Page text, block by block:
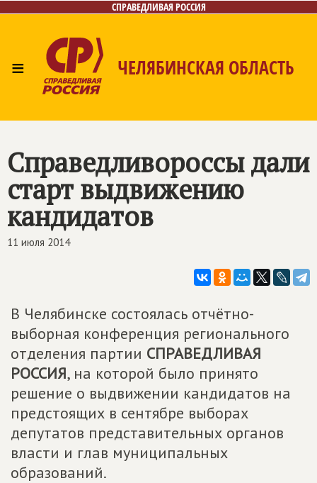
СПРАВЕДЛИВАЯ РОССИЯ
≡ ЧЕЛЯБИНСКАЯ ОБЛАСТЬ
Справедливороссы дали
старт выдвижению
кандидатов
11 июля 2014
В Челябинске состоялась отчётно-
выборная конференция регионального
отделения партии СПРАВЕДЛИВАЯ
РОССИЯ, на которой было принято
решение о выдвижении кандидатов на
предстоящих в сентябре выборах
депутатов представительных органов
власти и глав муниципальных
образований.